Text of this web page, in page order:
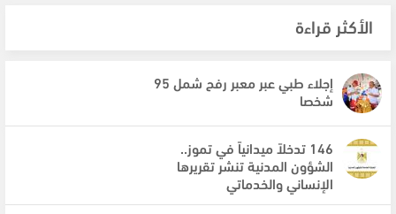
الأكثر قراءة
إجلاء طبي عبر معبر رفح شمل 95
شخصا
146 تدخلاً ميدانياً في تموز..
الشؤون المدنية تنشر تقريرها
الإنساني والخدماتي